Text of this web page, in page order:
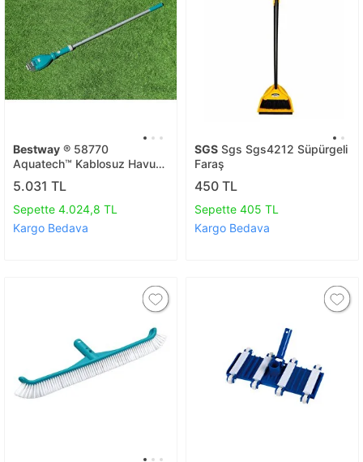
Bestway ® 58770
Aquatech™ Kablosuz Havuz
Vakum Süpürge
5.031 TL
Sepette 4.024,8 TL
Kargo Bedava
SGS Sgs Sgs4212 Süpürgeli
Faraş
450 TL
Sepette 405 TL
Kargo Bedava